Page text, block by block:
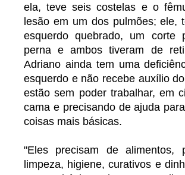
ela, teve seis costelas e o
lesão em um dos pulmões; ele,
esquerdo quebrado, um corte
perna e ambos tiveram de
Adriano ainda tem uma
esquerdo e não recebe auxílio
estão sem poder trabalhar, em
cama e precisando de ajuda
coisas mais básicas.
"Eles precisam de alimentos,
limpeza, higiene, curativos e